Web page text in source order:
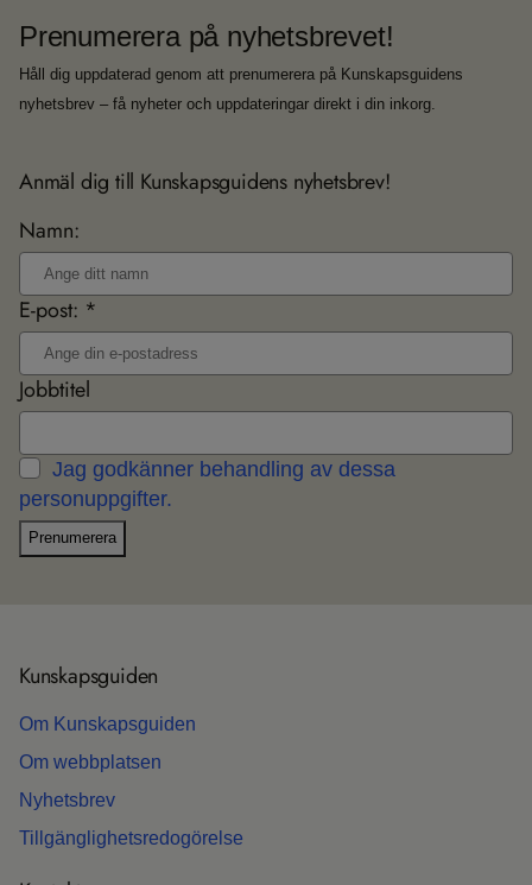
Prenumerera på nyhetsbrevet!
Håll dig uppdaterad genom att prenumerera på Kunskapsguidens
nyhetsbrev – få nyheter och uppdateringar direkt i din inkorg.
Anmäl dig till Kunskapsguidens nyhetsbrev!
Namn:
E-post: *
Jobbtitel
Jag godkänner behandling av dessa
personuppgifter.
Prenumerera
Kun­skaps­gui­den
Om Kun­skaps­gui­den
Om webb­plat­sen
Nyhets­b­rev
Till­gäng­lig­hets­re­do­gö­relse